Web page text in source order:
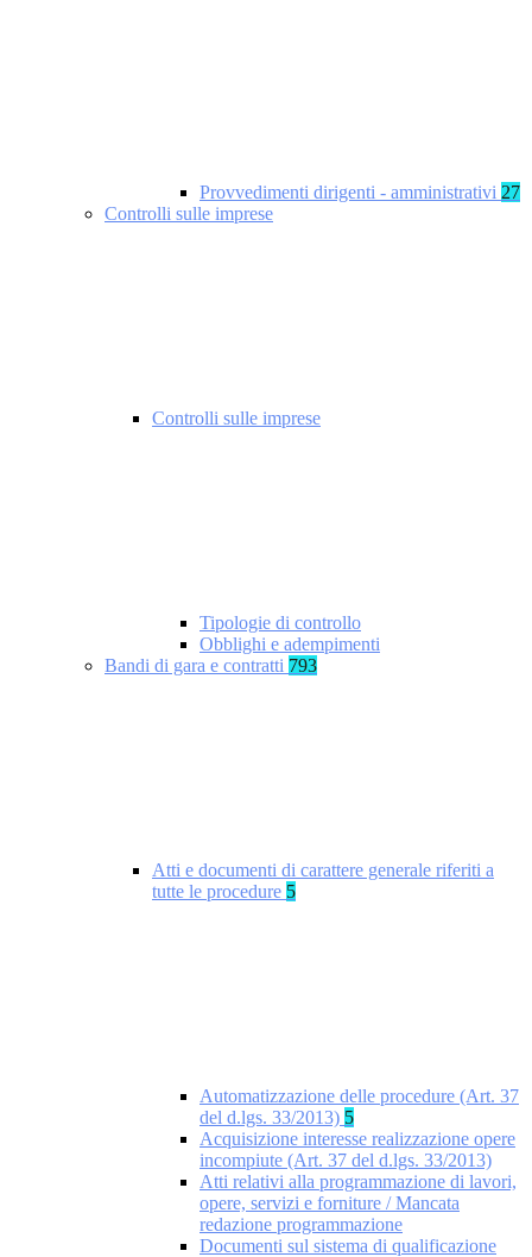
Provvedimenti dirigenti - amministrativi 27
Controlli sulle imprese
Controlli sulle imprese
Tipologie di controllo
Obblighi e adempimenti
Bandi di gara e contratti 793
Atti e documenti di carattere generale riferiti a
tutte le procedure 5
Automatizzazione delle procedure (Art. 37
del d.lgs. 33/2013) 5
Acquisizione interesse realizzazione opere
incompiute (Art. 37 del d.lgs. 33/2013)
Atti relativi alla programmazione di lavori,
opere, servizi e forniture / Mancata
redazione programmazione
Documenti sul sistema di qualificazione